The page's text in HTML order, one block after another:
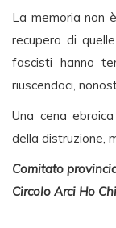
La memoria non
recupero di
fascisti hanno
riuscendoci,
Una cena
della distruzione,
Comitato
Circolo Arci Ho